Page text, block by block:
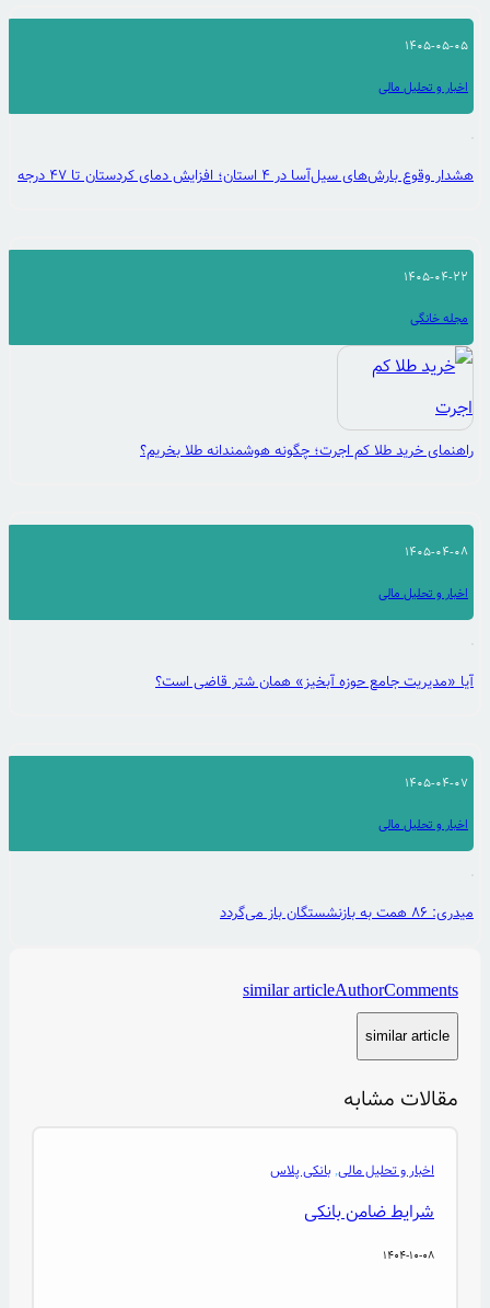
1405-05-05
اخبار و تحلیل مالی
هشدار وقوع بارش‌های سیل‌آسا در ۴ استان؛ افزایش دمای کردستان تا ۴۷ درجه
1405-04-22
مجله خانگی
راهنمای خرید طلا کم اجرت؛ چگونه هوشمندانه طلا بخریم؟
1405-04-08
اخبار و تحلیل مالی
آیا «مدیریت جامع حوزه آبخیز» همان شتر قاضی است؟
1405-04-07
اخبار و تحلیل مالی
میدری: ۸۶ همت به بازنشستگان باز می‌گردد
similar articleAuthorComments
similar article
مقالات مشابه
اخبار و تحلیل مالی, بانکی پلاس
شرایط ضامن بانکی
1404-10-08